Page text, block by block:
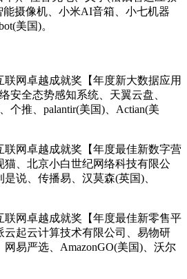
摄像机、小米AI音箱、小七机器
美国)。
网卓越成就奖【年度新大数据应用
安全态势感知系统、天翼云盘、
个推、palantir(美国)、Actian(美
网卓越成就奖【年度最佳新数字营
猫、北京小白世纪网络科技有限公
说、传播易、汉莫森(英国)、
网卓越成就奖【年度最佳新零售平
云起云计算技术有限公司、易物研
易严选、AmazonGO(美国)、沃尔